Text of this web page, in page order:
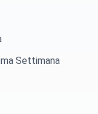
Settimana